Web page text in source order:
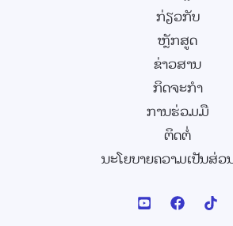
ກ່ຽວກັບ
ຫຼັກສູດ
ຂ່າວສານ
ກິດຈະກຳ
ການຮ່ວມມື
ຕິດຕໍ່
ນະໂຍບາຍຄວາມເປັນສ່ວ